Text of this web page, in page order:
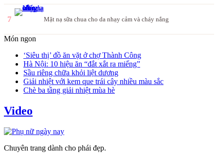
7 Mặt nạ sữa chua cho da nhạy cảm và cháy nắng
Món ngon
‘Siêu thị’ đồ ăn vặt ở chợ Thành Công
Hà Nội: 10 hiệu ăn “đắt xắt ra miếng”
Sầu riêng chữa khỏi liệt dương
Giải nhiệt với kem que trái cây nhiều màu sắc
Chè ba tầng giải nhiệt mùa hè
Video
Chuyên trang dành cho phái đẹp.